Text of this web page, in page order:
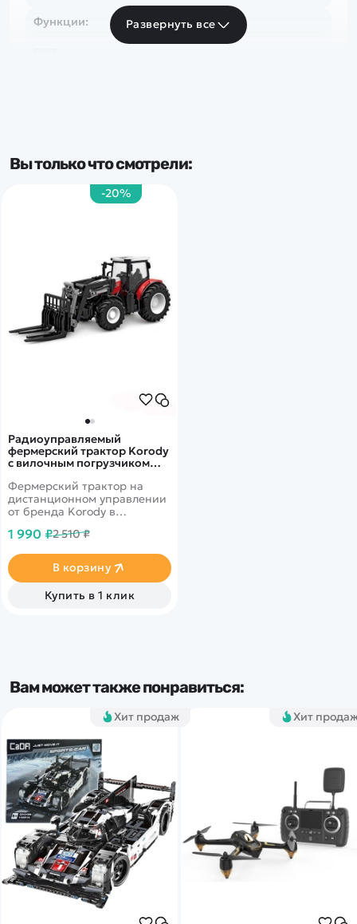
Функции:
Развернуть все
Вы только что смотрели:
-20%
Радиоуправляемый
фермерский трактор Korody
с вилочным погрузчиком
Фермерский трактор на
дистанционном управлении
от бренда Korody в
с вилочным погрузчиком.
1 990 ₽2 510 ₽
В корзину
Купить в 1 клик
Вам может также понравиться:
Хит
Хит продаж